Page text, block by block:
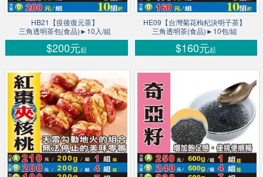
HB21【疫後復元茶】
三角透明茶包(食品)►10入/組
$200元起
HE09【台灣菊花枸杞決明子茶】
三角透明茶(食品)►10包/組
$160元起